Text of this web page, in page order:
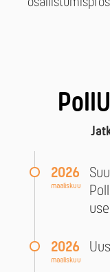
2026
maaliskuu
2026
maaliskuu